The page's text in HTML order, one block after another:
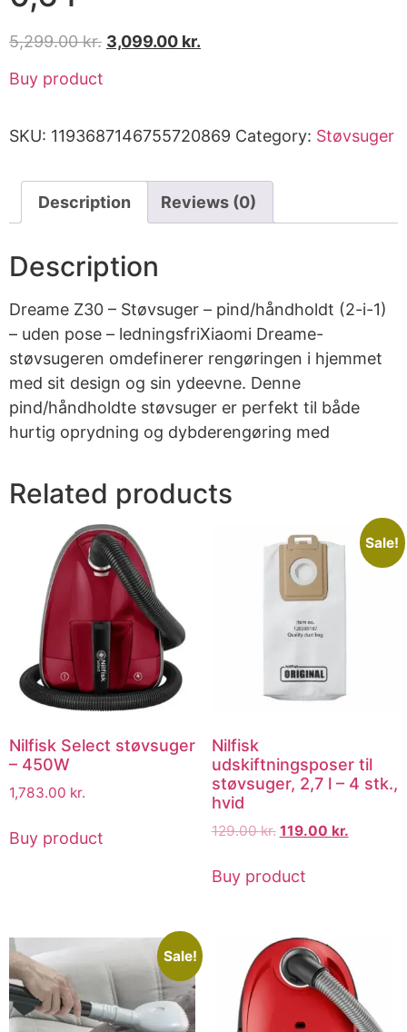
5,299.00kr. 3,099.00 kr.
Buy product
SKU: 1193687146755720869 Category: Støvsuger
Description Reviews (0)
Description
Dreame Z30 – Støvsuger – pind/håndholdt (2-i-1)
– uden pose – ledningsfriXiaomi Dreame-
støvsugeren omdefinerer rengøringen i hjemmet
med sit design og sin ydeevne. Denne
pind/håndholdte støvsuger er perfekt til både
hurtig oprydning og dybderengøring med
Related products
Nilfisk Select støvsuger
– 450W
1,783.00 kr.
Buy product
Sale!
Nilfisk
udskiftningsposer til
støvsuger, 2,7 l – 4 stk.,
hvid
129.00kr. 119.00 kr.
Buy product
Sale!